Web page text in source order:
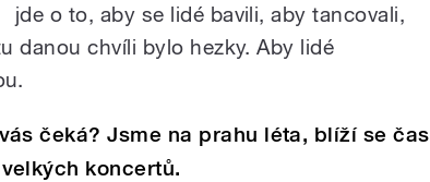
jde o to, aby se lidé bavili, aby tancovali,
danou chvíli bylo hezky. Aby lidé
čeká? Jsme na prahu léta, blíží se čas
koncertů.